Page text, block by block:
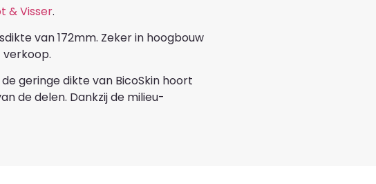
& Visser.
van 172mm. Zeker in hoogbouw
geringe dikte van BicoSkin hoort
de delen. Dankzij de milieu-